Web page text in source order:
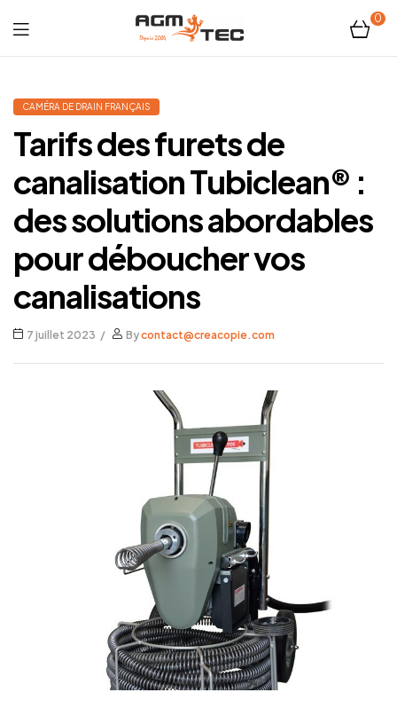
Tubicam®
XL
–
Caméra
d'inspection
Ø50
mm
0
CAMÉRA DE DRAIN FRANÇAIS
Tarifs des furets de
canalisation Tubiclean® :
des solutions abordables
pour déboucher vos
canalisations
7 juillet 2023 Bycontact@creacopie.com